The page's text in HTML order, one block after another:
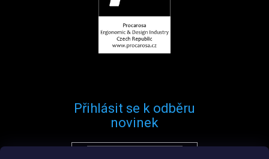
Přihlásit se k odběru
novinek